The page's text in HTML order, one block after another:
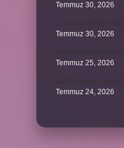
Temmuz 30, 2026
Temmuz 30, 2026
Temmuz 25, 2026
Temmuz 24, 2026